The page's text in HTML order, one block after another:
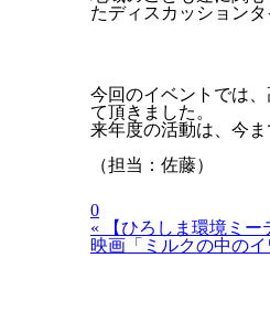
たディスカッションタ
今回のイベントでは
て頂きました。
来年度の活動は、今
（担当：佐藤）
0
« 【ひろしま環境ミー
映画「ミルクの中の